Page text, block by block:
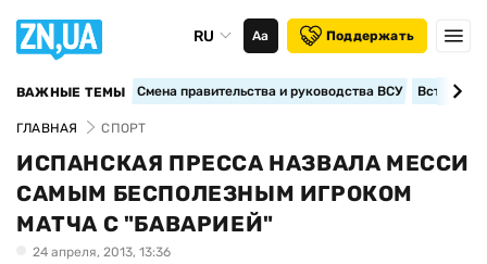
RU Аа Поддержать
ВАЖНЫЕ ТЕМЫ Смена правительства и руководства ВСУ
ГЛАВНАЯ СПОРТ
ИСПАНСКАЯ ПРЕССА НАЗВАЛА МЕССИ
САМЫМ БЕСПОЛЕЗНЫМ ИГРОКОМ
МАТЧА С "БАВАРИЕЙ"
24 апреля, 2013, 13:36